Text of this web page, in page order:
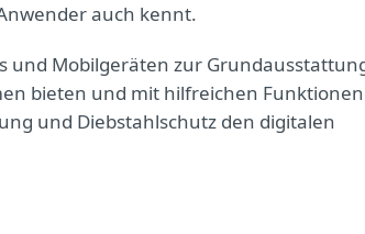
auch kennt.
und Mobilgeräten zur
bieten und mit hilfreichen Funktionen
und Diebstahlschutz den digitalen